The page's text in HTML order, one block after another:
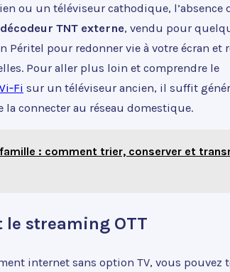
ou un téléviseur cathodique, l’absence
décodeur TNT externe, vendu pour
Péritel pour redonner vie à votre écran et
Pour aller plus loin et comprendre le
sur un téléviseur ancien, il suffit
connecter au réseau domestique.
: comment trier, conserver et
le streaming OTT
internet sans option TV, vous pouvez